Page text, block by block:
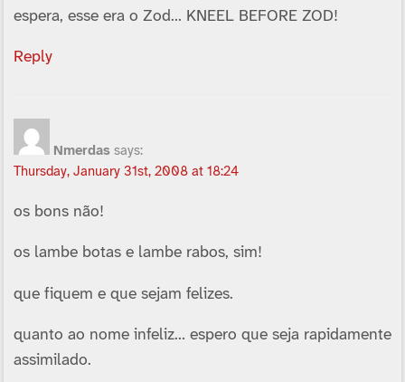
espera, esse era o Zod… KNEEL BEFORE ZOD!
Reply
Nmerdas says:
Thursday, January 31st, 2008 at 18:24
os bons não!
os lambe botas e lambe rabos, sim!
que fiquem e que sejam felizes.
quanto ao nome infeliz… espero que seja rapidamente
assimilado.